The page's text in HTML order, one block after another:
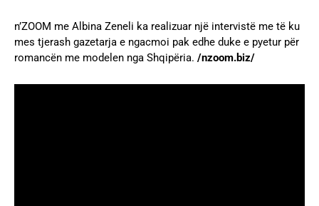
n’ZOOM me Albina Zeneli ka realizuar një intervistë me të ku
mes tjerash gazetarja e ngacmoi pak edhe duke e pyetur për
romancën me modelen nga Shqipëria. /nzoom.biz/